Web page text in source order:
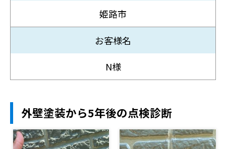
姫路市
お客様名
N様
外壁塗装から5年後の点検診断